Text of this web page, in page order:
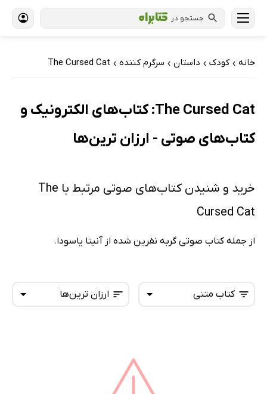
جستجو در
خانه › کودک › داستان › سرگرم کننده ›
The Cursed Cat
The Cursed Cat: کتاب‌های الکترونیک و
کتاب‌های صوتی - ارزان ترین‌ها
خرید و شنیدن کتاب‌های صوتی مرتبط با The
Cursed Cat
از جمله کتاب صوتی گربه نفرین شده از آنیتا یاسودا.
ارزان ترین‌ها
پرفروش‌ها
کتاب متنی